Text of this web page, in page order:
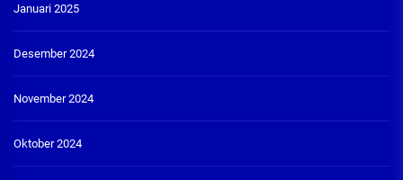
Januari 2025
Desember 2024
November 2024
Oktober 2024